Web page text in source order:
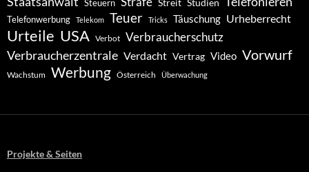
Steuern Streit Studien
Telefonwerbung Telekom Teuer Tricks Täuschung Urheberrecht
Urteile USA Verbot Verbraucherschutz
Verbraucherzentrale Verdacht Vertrag Video Vorwurf
Wachstum Werbung Österreich Überwachung
Projekte & Seiten